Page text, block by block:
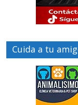
Cuida a tu